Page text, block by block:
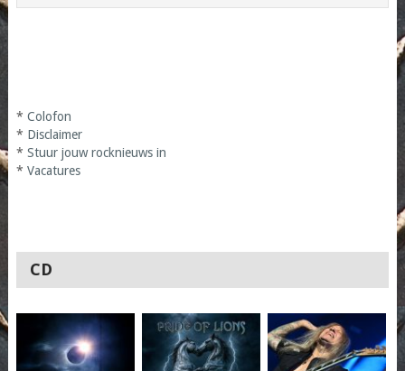
* Colofon
* Disclaimer
* Stuur jouw rocknieuws in
* Vacatures
CD